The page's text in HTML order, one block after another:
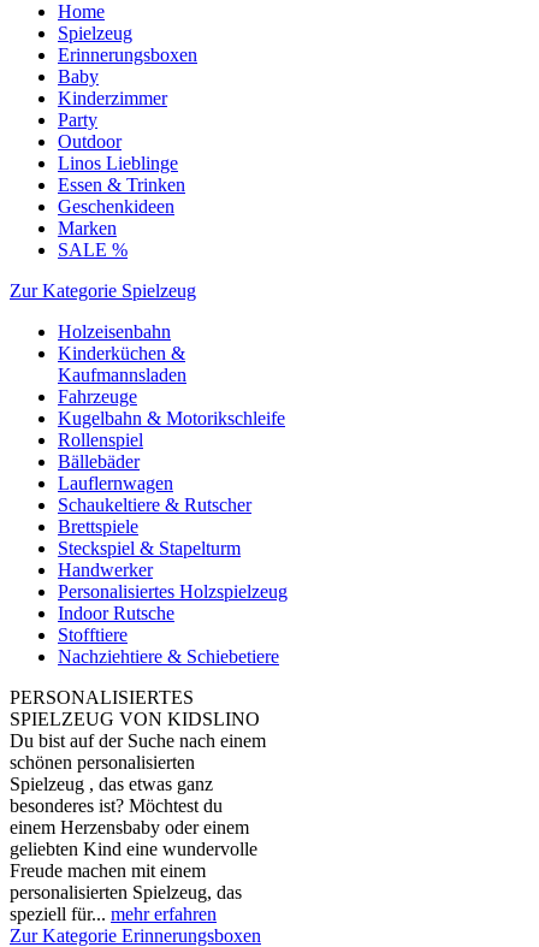
Home
Spielzeug
Erinnerungsboxen
Baby
Kinderzimmer
Party
Outdoor
Linos Lieblinge
Essen & Trinken
Geschenkideen
Marken
SALE %
Zur Kategorie Spielzeug
Holzeisenbahn
Kinderküchen &
Kaufmannsladen
Fahrzeuge
Kugelbahn & Motorikschleife
Rollenspiel
Bällebäder
Lauflernwagen
Schaukeltiere & Rutscher
Brettspiele
Steckspiel & Stapelturm
Handwerker
Personalisiertes Holzspielzeug
Indoor Rutsche
Stofftiere
Nachziehtiere & Schiebetiere
PERSONALISIERTES
SPIELZEUG VON KIDSLINO
Du bist auf der Suche nach einem
schönen personalisierten
Spielzeug , das etwas ganz
besonderes ist? Möchtest du
einem Herzensbaby oder einem
geliebten Kind eine wundervolle
Freude machen mit einem
personalisierten Spielzeug, das
speziell für... mehr erfahren
Zur Kategorie Erinnerungsboxen